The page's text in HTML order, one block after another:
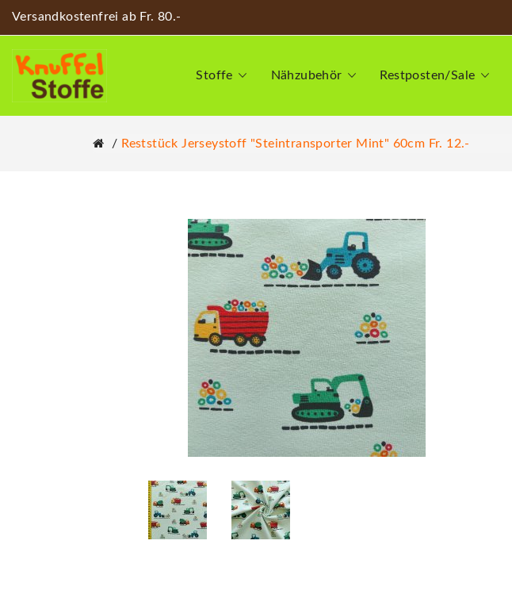
Versandkostenfrei ab Fr. 80.-
Stoffe Nähzubehör Restposten/Sale
Reststück Jerseystoff "Steintransporter Mint" 60cm Fr. 12.-